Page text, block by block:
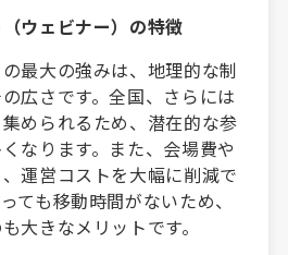
ウェビナー）の特徴
最大の強みは、地理的な制
広さです。全国、さらには
められるため、潜在的な参
なります。また、会場費や
運営コストを大幅に削減で
ても移動時間がないため、
大きなメリットです。